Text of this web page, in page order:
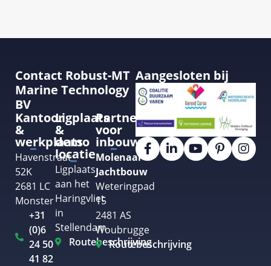
Contact Robust-MT
Marine Technology
BV
Kantoor
&
werkplaats
Havenstraat
52K
2681 LC
Monster
+31
(0)6
24 50
41 82
Ligplaats
&
demo
locatie
Ligplaats
aan het
Haringvliet
in
Stellendam
Routebeschrijving
Partner
voor
inbouw
Molenaar
Jachtbouw
Weteringpad
15
2481 AS
Woubrugge
Routebeschrijving
Aangesloten bij